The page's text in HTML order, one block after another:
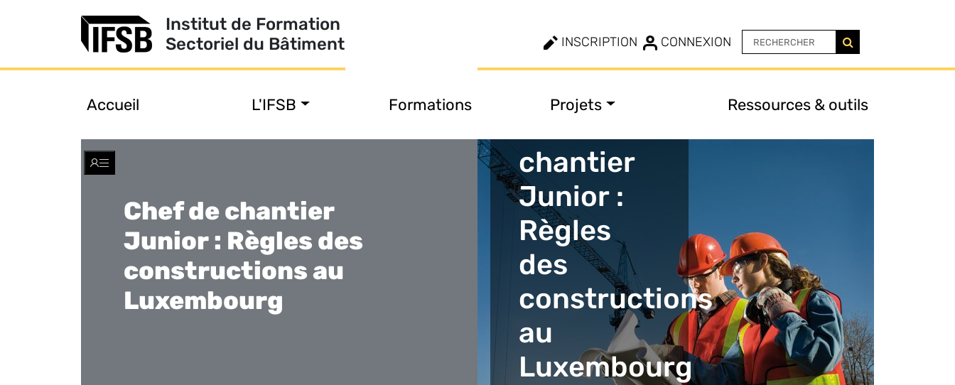
Institut de Formation
Sectoriel du Bâtiment
INSCRIPTION CONNEXION
Accueil L'IFSB Formations Projets Ressources & outils
Toggle
Chef de chantier
Junior : Règles des
constructions au
Luxembourg
chantier
Junior :
Règles
des
constructions
au
Luxembourg